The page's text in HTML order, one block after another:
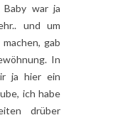
war ja
und um
gab
In
ja hier ein
ich habe
drüber